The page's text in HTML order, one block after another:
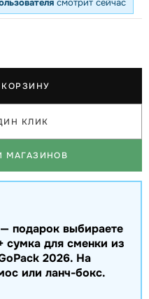
смотрит сейчас
КЛИК
МАГАЗИНОВ
подарок выбираете
сумка для сменки из
2026. На
или ланч-бокс.